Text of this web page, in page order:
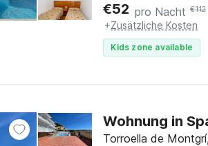
€52 pro Nacht €112
+Zusätzliche Kosten
Kids zone available
Wohnung in
Torroella de